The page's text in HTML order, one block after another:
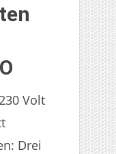
Volt
Drei